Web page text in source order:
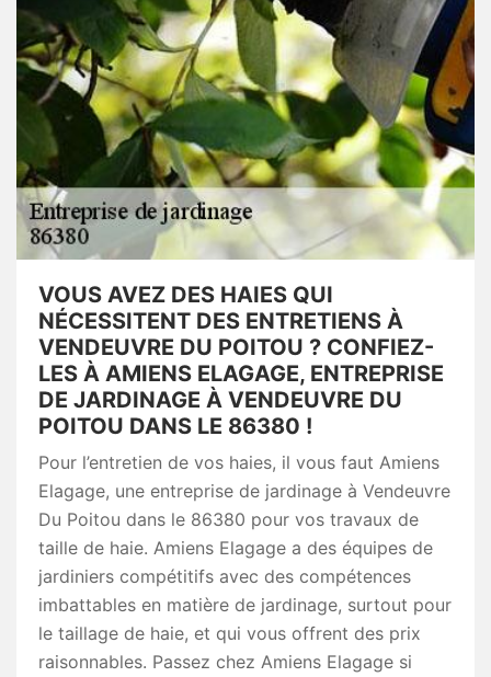
VOUS AVEZ DES HAIES QUI
NÉCESSITENT DES ENTRETIENS À
VENDEUVRE DU POITOU ? CONFIEZ-
LES À AMIENS ELAGAGE, ENTREPRISE
DE JARDINAGE À VENDEUVRE DU
POITOU DANS LE 86380 !
Pour l’entretien de vos haies, il vous faut Amiens
Elagage, une entreprise de jardinage à Vendeuvre
Du Poitou dans le 86380 pour vos travaux de
taille de haie. Amiens Elagage a des équipes de
jardiniers compétitifs avec des compétences
imbattables en matière de jardinage, surtout pour
le taillage de haie, et qui vous offrent des prix
raisonnables. Passez chez Amiens Elagage si